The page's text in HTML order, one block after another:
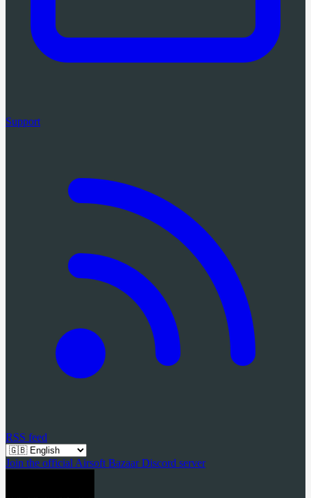
Support
RSS feed
Join the official Airsoft Bazaar Discord server